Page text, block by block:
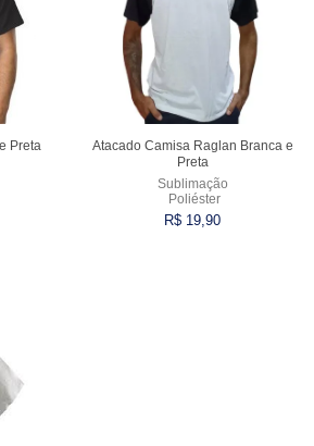
Preta
Atacado Camisa Raglan Branca e
Preta
Sublimação
Poliéster
R$ 19,90